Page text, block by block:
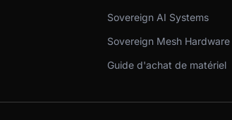
Sovereign AI Systems
Sovereign Mesh Hardware
Guide d'achat de matériel